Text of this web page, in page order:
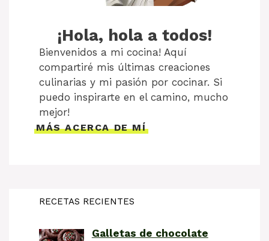
¡Hola, hola a todos!
Bienvenidos a mi cocina! Aquí
compartiré mis últimas creaciones
culinarias y mi pasión por cocinar. Si
puedo inspirarte en el camino, mucho
mejor!
MÁS ACERCA DE MÍ
RECETAS RECIENTES
Galletas de chocolate